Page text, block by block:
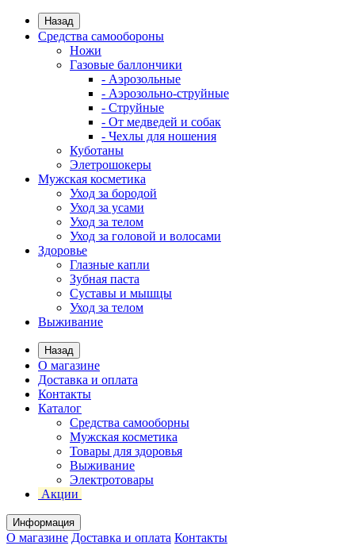
Назад
Средства самообороны
Ножи
Газовые баллончики
- Аэрозольные
- Аэрозольно-струйные
- Струйные
- От медведей и собак
- Чехлы для ношения
Куботаны
Элетрошокеры
Мужская косметика
Уход за бородой
Уход за усами
Уход за телом
Уход за головой и волосами
Здоровье
Глазные капли
Зубная паста
Суставы и мышцы
Уход за телом
Выживание
Назад
О магазине
Доставка и оплата
Контакты
Каталог
Средства самооборны
Мужская косметика
Товары для здоровья
Выживание
Электротовары
Акции
Информация
О магазине Доставка и оплата Контакты